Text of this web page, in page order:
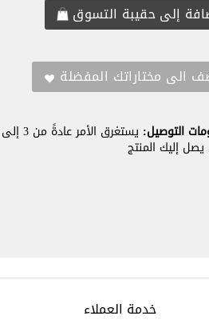
التوصيل:
إليك المنتج
خدمة العملاء